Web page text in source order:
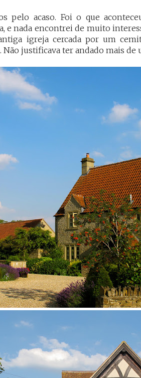
pelo acaso. Foi o que
e nada encontrei de muito
igreja cercada por um
justificava ter andado mais de